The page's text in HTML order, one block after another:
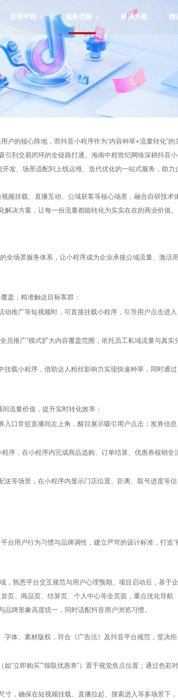
走进中程 服务范畴 解决方案 精
户的核心阵地，而抖音小程序作为“内容种草+流量转化”的
到交易闭环的全链路打通。海南中程世纪网络深耕抖音小
发、场景适配到上线运维、迭代优化的一站式服务，助力
频挂载、直播互动、公域获客等核心场景，融合自研技术
决方案，让每一份流量都能转化为实实在在的商业价值。
全场景服务体系，让小程序成为企业承接公域流量、激活
盖，精准触达目标客群：
推广等短视频时，可直接挂载小程序，引导用户点击进入
员推广”模式扩大内容覆盖范围，依托员工私域流量与真实
载小程序，借助达人粉丝影响力实现快速种草，同时通过
流量价值，提升实时转化效率：
口常驻直播间左上角，醒目展示吸引用户点击；发券信息
序，在小程序内完成商品选购、订单结算、优惠券核销全
送等场景，在小程序内显示门店位置、距离、取号进度等信
台用户行为习惯与品牌调性，建立严苛的设计标准，打造“
，熟悉平台交互规范与用户心理预期。项目启动后，基于企
页、商品页、结算页、个人中心等全页面，重点优化导航
牌形象高度统一，同时适配抖音用户浏览习惯。
体、素材版权，符合《广告法》及抖音平台规范，坚决拒
“立即购买”“领取优惠券”）置于视觉焦点位置；通过色彩对
，确保在短视频挂载、直播拉起、搜索进入等多场景下，